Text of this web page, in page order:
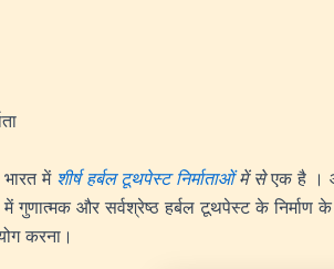
में शीर्ष हर्बल टूथपेस्ट निर्माताओंमें सेएक है ।
गुणात्मक और सर्वश्रेष्ठ हर्बल टूथपेस्ट के
करना।